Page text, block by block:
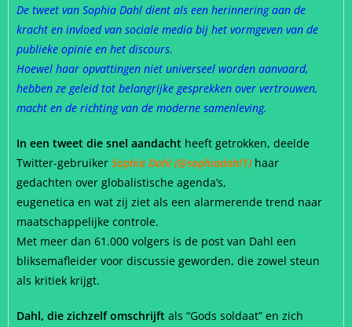
De tweet van Sophia Dahl dient als een herinnering aan de
kracht en invloed van sociale media bij het vormgeven van de
publieke opinie en het discours.
Hoewel haar opvattingen niet universeel worden aanvaard,
hebben ze geleid tot belangrijke gesprekken over vertrouwen,
macht en de richting van de moderne samenleving.
In een tweet die snel aandacht heeft getrokken, deelde
Twitter-gebruiker Sophia Dahl (@sophiadahl1) haar
gedachten over globalistische agenda’s,
eugenetica en wat zij ziet als een alarmerende trend naar
maatschappelijke controle.
Met meer dan 61.000 volgers is de post van Dahl een
bliksemafleider voor discussie geworden, die zowel steun
als kritiek krijgt.
Dahl, die zichzelf omschrijft als “Gods soldaat” en zich